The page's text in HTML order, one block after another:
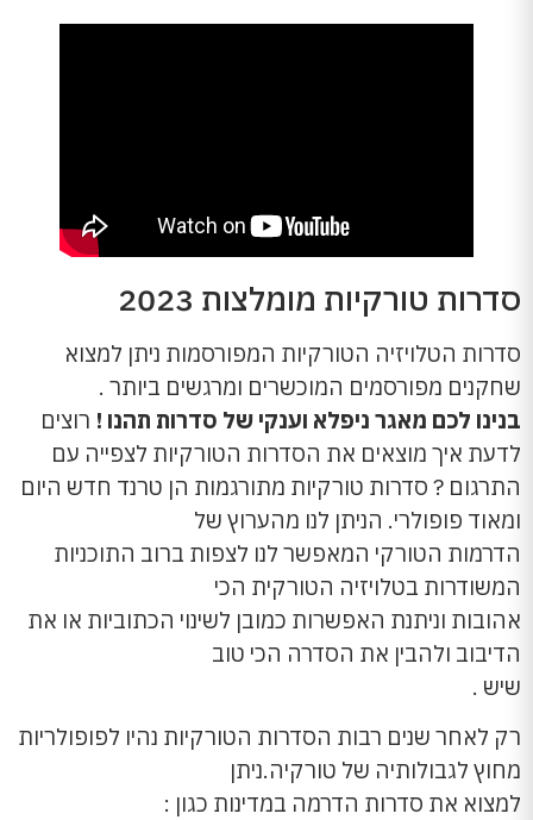
סדרות טורקיות מומלצות 2023
סדרות הטלויזיה הטורקיות המפורסמות ניתן למצוא
שחקנים מפורסמים המוכשרים ומרגשים ביותר .
בנינו לכם מאגר ניפלא וענקי של סדרות תהנו ! רוצים
לדעת איך מוצאים את הסדרות הטורקיות לצפייה עם
התרגום ? סדרות טורקיות מתורגמות הן טרנד חדש היום
ומאוד פופולרי. הניתן לנו מהערוץ של
הדרמות הטורקי המאפשר לנו לצפות ברוב התוכניות
המשודרות בטלויזיה הטורקית הכי
אהובות וניתנת האפשרות כמובן לשינוי הכתוביות או את
הדיבוב ולהבין את הסדרה הכי טוב
שיש .
רק לאחר שנים רבות הסדרות הטורקיות נהיו לפופולריות
מחוץ לגבולותיה של טורקיה.ניתן
למצוא את סדרות הדרמה במדינות כגון :